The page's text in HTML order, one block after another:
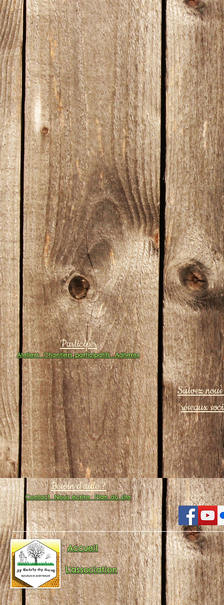
Participer
AteliersChantiers participatifsAdhérer
Suivez
réseaux
Besoin d'aide ?
ContactNous écrirePlan du site
Accueil
L'association